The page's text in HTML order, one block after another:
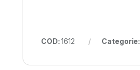
COD:1612 Categorie: